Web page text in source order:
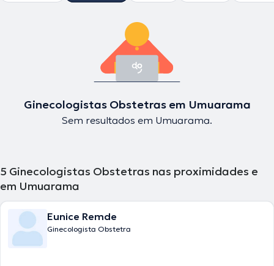
Ginecologistas Obstetras em Umuarama
Sem resultados em Umuarama.
5 Ginecologistas Obstetras nas proximidades e
em Umuarama
Eunice Remde
Ginecologista Obstetra